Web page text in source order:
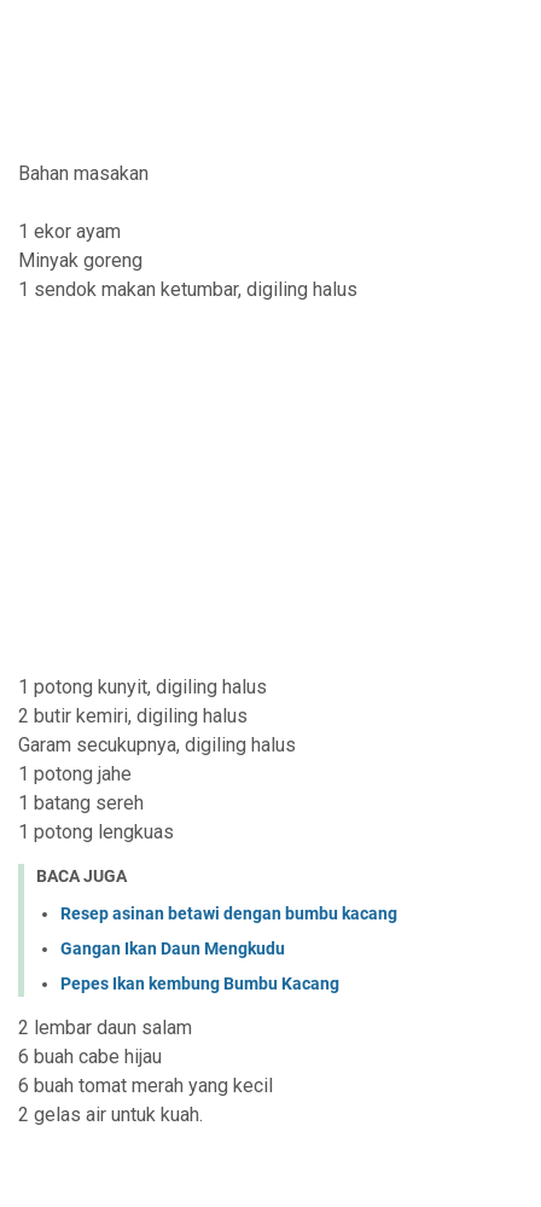
Bahan masakan
1 ekor ayam
Minyak goreng
1 sendok makan ketumbar, digiling halus
1 potong kunyit, digiling halus
2 butir kemiri, digiling halus
Garam secukupnya, digiling halus
1 potong jahe
1 batang sereh
1 potong lengkuas
BACA JUGA
Resep asinan betawi dengan bumbu kacang
Gangan Ikan Daun Mengkudu
Pepes Ikan kembung Bumbu Kacang
2 lembar daun salam
6 buah cabe hijau
6 buah tomat merah yang kecil
2 gelas air untuk kuah.